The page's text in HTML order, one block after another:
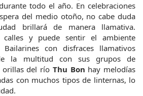
todo el año. En celebraciones
del medio otoño, no cabe duda
brillará de manera llamativa.
calles y puede sentir el ambiente
con disfraces llamativos
la multitud con sus grupos de
orillas del río Thu Bon hay melodías
con muchos tipos de linternas, lo